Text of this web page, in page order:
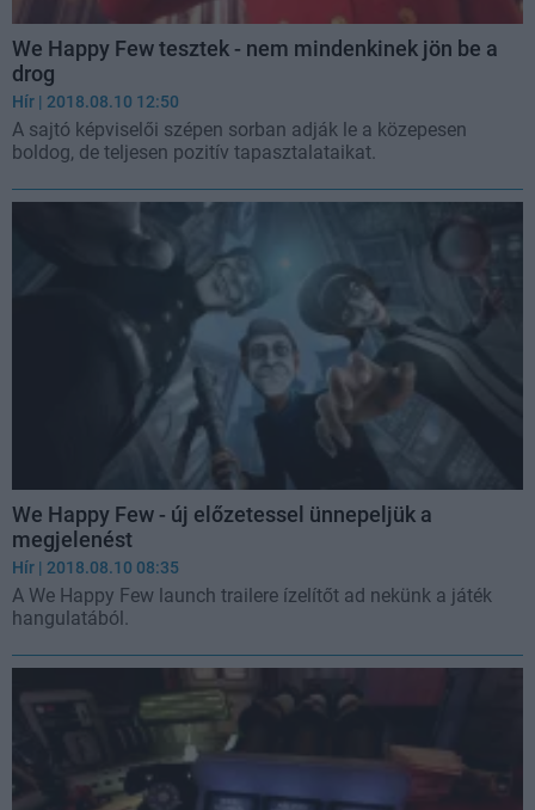
We Happy Few tesztek - nem mindenkinek jön be a
drog
Hír | 2018.08.10 12:50
A sajtó képviselői szépen sorban adják le a közepesen
boldog, de teljesen pozitív tapasztalataikat.
We Happy Few - új előzetessel ünnepeljük a
megjelenést
Hír | 2018.08.10 08:35
A We Happy Few launch trailere ízelítőt ad nekünk a játék
hangulatából.